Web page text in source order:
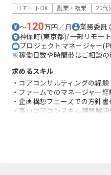
リモートOK 副業・複業 20代
〜120万円／月 業務委託
神保町(東京都)/一部リモート
プロジェクトマネージャー
※稼働日数や時間帯はご相談の
求めるスキル
・コアコンサルティングの経験
・ファームでのマネージャー経
・企画構想フェーズでの方針
・高いコアコンスキル課題解